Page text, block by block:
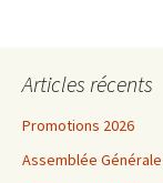
Articles récents
Promotions 2026
Assemblée Générale